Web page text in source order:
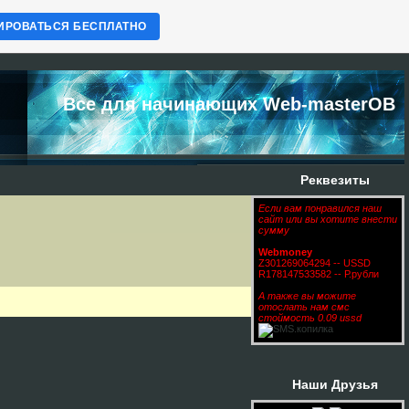
Все для начинающих Web-masterОВ
Реквезиты
Если вам понравился наш
сайт или вы хотите внести
сумму
Webmoney
Z301269064294 -- USSD
R178147533582 -- Р.рубли
А также вы можите
отослать нам смс
стоймость 0.09 ussd
Наши Друзья
БЕСПЛАТНО